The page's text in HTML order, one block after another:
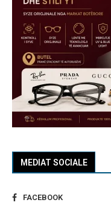
MEDIAT SOCIALE
FACEBOOK